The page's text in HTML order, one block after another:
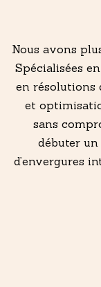
Nous avons
Spécialisées
en résolutions
et
sans
débuter un
d’envergures